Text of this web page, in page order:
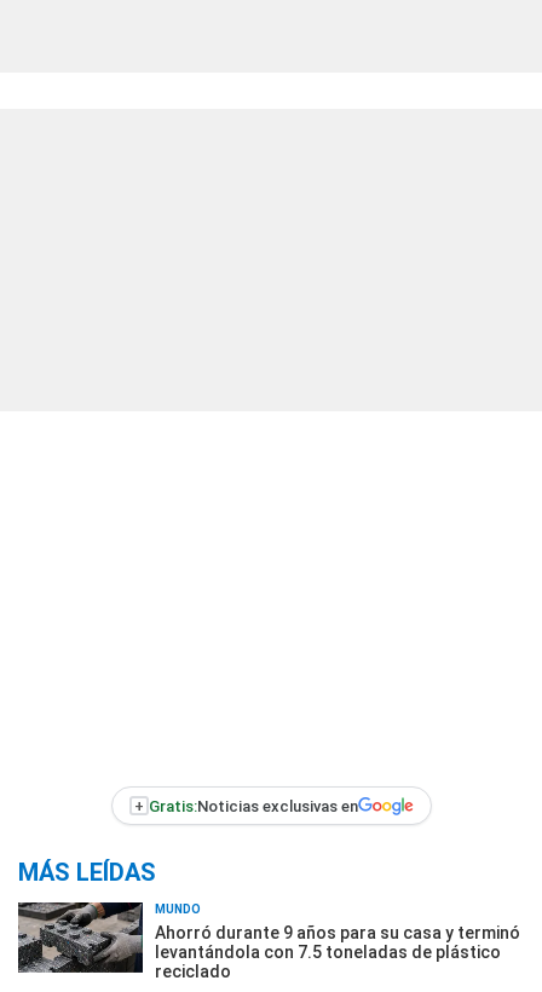
+ Gratis:Noticias exclusivas en
MÁS LEÍDAS
MUNDO
Ahorró durante 9 años para su casa y terminó
levantándola con 7.5 toneladas de plástico
reciclado